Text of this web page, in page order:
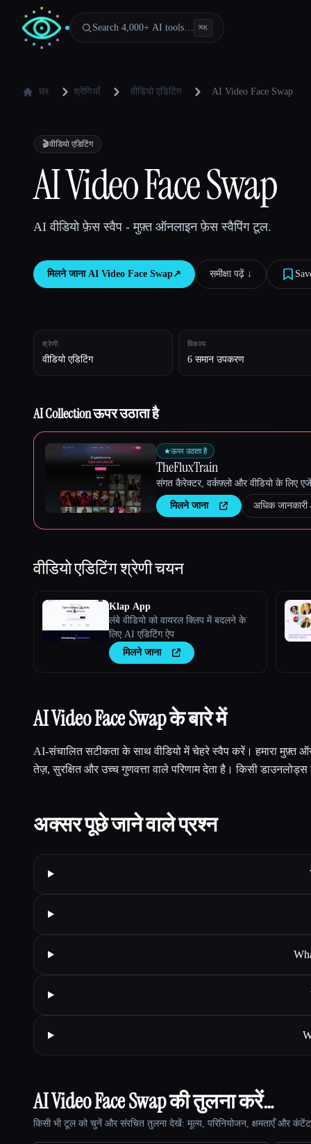
Search 4,000+ AI tools… ⌘K
घर श्रेणियाँ वीडियो एडिटिंग AI Video Face Swap
🎬वीडियो एडिटिंग
AI Video Face Swap
AI वीडियो फ़ेस स्वैप - मुफ़्त ऑनलाइन फ़ेस स्वैपिंग टूल.
मिलने जाना AI Video Face Swap↗︎ समीक्षा पढ़ें ↓︎
श्रेणी
वीडियो एडिटिंग
विकल्प
6 समान उपकरण
AI Collection ऊपर उठाता है
★ऊपर उठाता है
TheFluxTrain
संगत कैरेक्टर, वर्कफ़्लो और वीडियो के लिए
मिलने जाना अधिक जानकारी
वीडियो एडिटिंगश्रेणी चयन
Klap App
लंबे वीडियो को वायरल क्लिप में बदलने के
लिए AI एडिटिंग ऐप
मिलने जाना
AI Video Face Swap के बारे में
AI-संचालित सटीकता के साथ वीडियो में चेहरे स्वैप करें। हमारा मुफ़्त
तेज़, सुरक्षित और उच्च गुणवत्ता वाले परिणाम देता है। किसी
अक्सर पूछे जाने वाले प्रश्न
AI Video Face Swap की तुलना करें…
किसी भी टूल को चुनें और संरचित तुलना देखें: मूल्य, परिनियोजन, क्षमताएँ और कंटेंट